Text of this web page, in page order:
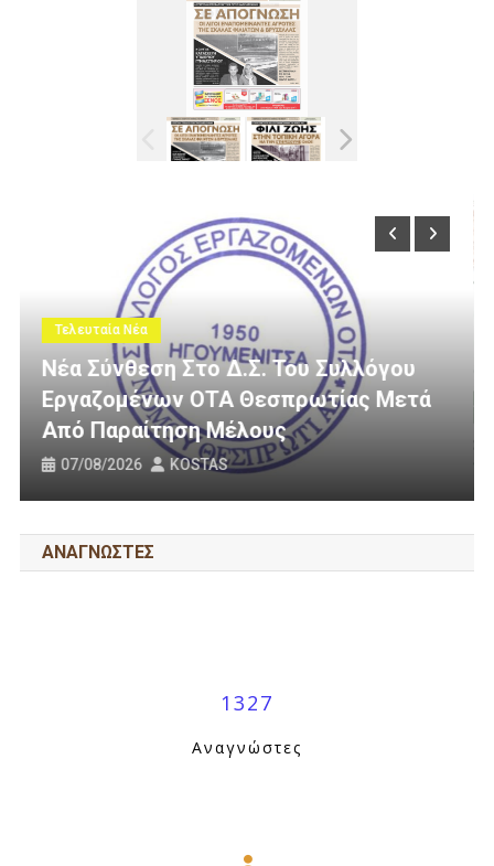
Τελευταία Νέα
3 Εκατομμύρια Ευρώ Για Αγροτική
Οδοποιία Στον Δήμο Ηγουμενίτσας
31/07/2026 KOSTAS
ΑΝΑΓΝΩΣΤΕΣ
1327
Αναγνώστες